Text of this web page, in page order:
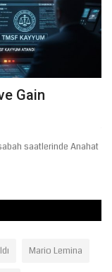
Gain
saatlerinde Anahat
Mario Lemina